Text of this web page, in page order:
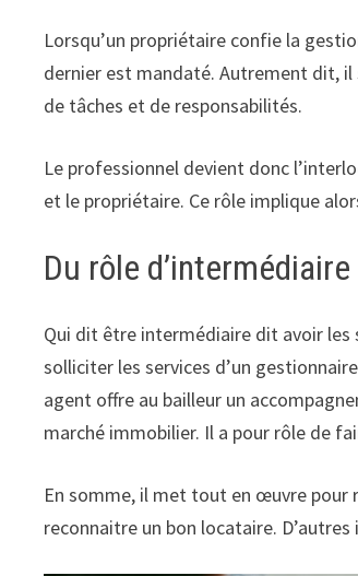
Lorsqu’un propriétaire confie la
dernier est mandaté. Autrement dit, il
de tâches et de responsabilités.
Le professionnel devient donc
et le propriétaire. Ce rôle implique
Du rôle
Qui dit être intermédiaire dit avoir les
solliciter les services d’un
agent offre au bailleur un
marché immobilier. Il a pour rôle de
En somme, il met tout en œuvre pour
reconnaitre un bon locataire.